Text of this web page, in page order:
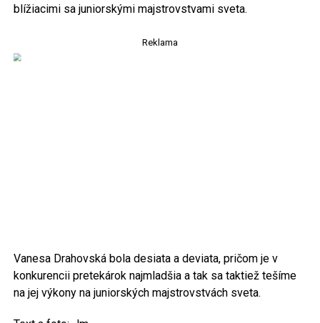
blížiacimi sa juniorskými majstrovstvami sveta.
Reklama
Vanesa Drahovská bola desiata a deviata, pričom je v
konkurencii pretekárok najmladšia a tak sa taktiež tešíme
na jej výkony na juniorských majstrovstvách sveta.